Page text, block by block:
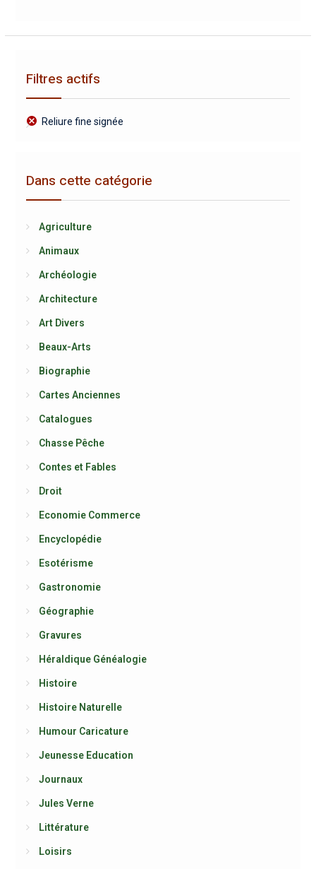
Filtres actifs
Reliure fine signée
Dans cette catégorie
Agriculture
Animaux
Archéologie
Architecture
Art Divers
Beaux-Arts
Biographie
Cartes Anciennes
Catalogues
Chasse Pêche
Contes et Fables
Droit
Economie Commerce
Encyclopédie
Esotérisme
Gastronomie
Géographie
Gravures
Héraldique Généalogie
Histoire
Histoire Naturelle
Humour Caricature
Jeunesse Education
Journaux
Jules Verne
Littérature
Loisirs